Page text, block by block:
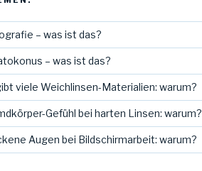
– was ist das?
– was ist das?
viele Weichlinsen-Materialien: warum?
Gefühl bei harten Linsen: warum?
Augen bei Bildschirmarbeit: warum?